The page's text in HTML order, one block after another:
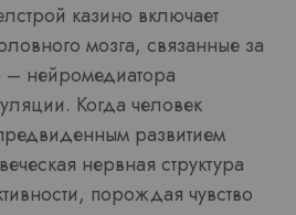
казино включает
мозга, связанные за
– нейромедиатора
Когда человек
развитием
нервная структура
порождая чувство